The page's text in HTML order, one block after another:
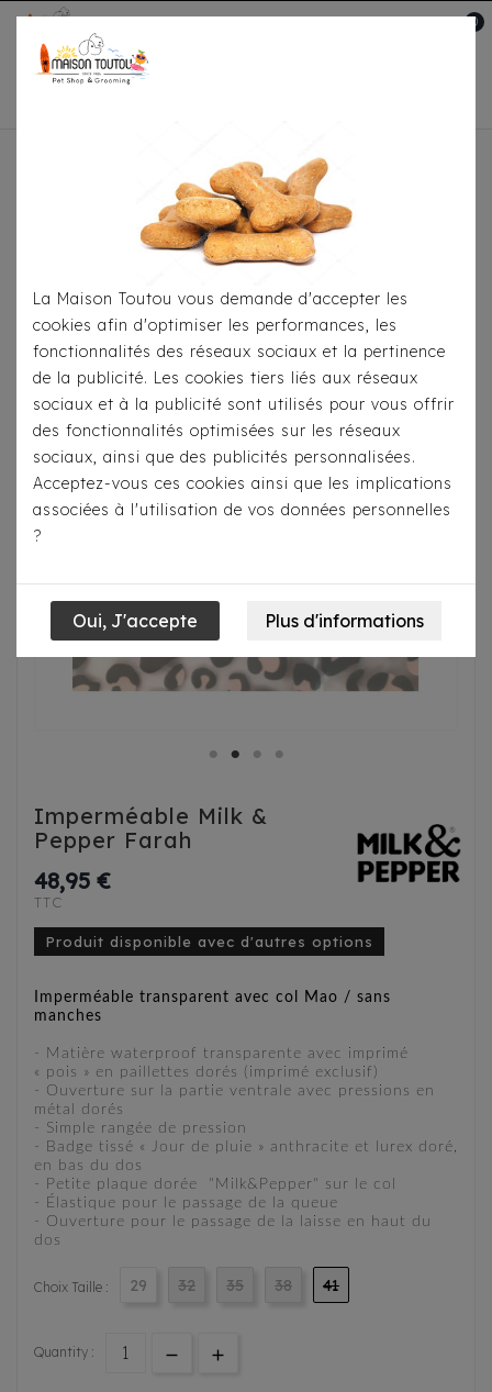
0
Accueil
Pour
Imperméables
Imperméable Milk &
Pepper Farah
Imperméable Milk &
Pepper Farah
48,95 €
TTC
Produit disponible avec d'autres options
Imperméable transparent avec col Mao / sans
manches
- Matière waterproof transparente avec imprimé
« pois » en paillettes dorés (imprimé exclusif)
- Ouverture sur la partie ventrale avec pressions en
métal dorés
- Simple rangée de pression
- Badge tissé « Jour de pluie » anthracite et lurex doré,
en bas du dos
- Petite plaque dorée "Milk&Pepper" sur le col
- Élastique pour le passage de la queue
- Ouverture pour le passage de la laisse en haut du
dos
Choix Taille : 29 32 35 38 41
Quantity :
La Maison Toutou vous demande d'accepter les
cookies afin d'optimiser les performances, les
fonctionnalités des réseaux sociaux et la pertinence
de la publicité. Les cookies tiers liés aux réseaux
sociaux et à la publicité sont utilisés pour vous offrir
des fonctionnalités optimisées sur les réseaux
sociaux, ainsi que des publicités personnalisées.
Acceptez-vous ces cookies ainsi que les implications
associées à l'utilisation de vos données personnelles
?